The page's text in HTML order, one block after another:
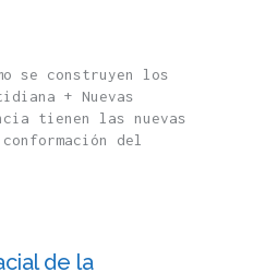
se construyen los
+ Nuevas
tienen las nuevas
del
de la